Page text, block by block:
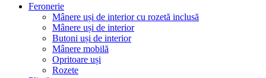
Feronerie
Mânere uși de interior cu rozetă inclusă
Mânere uși de interior
Butoni uși de interior
Mânere mobilă
Opritoare uși
Rozete